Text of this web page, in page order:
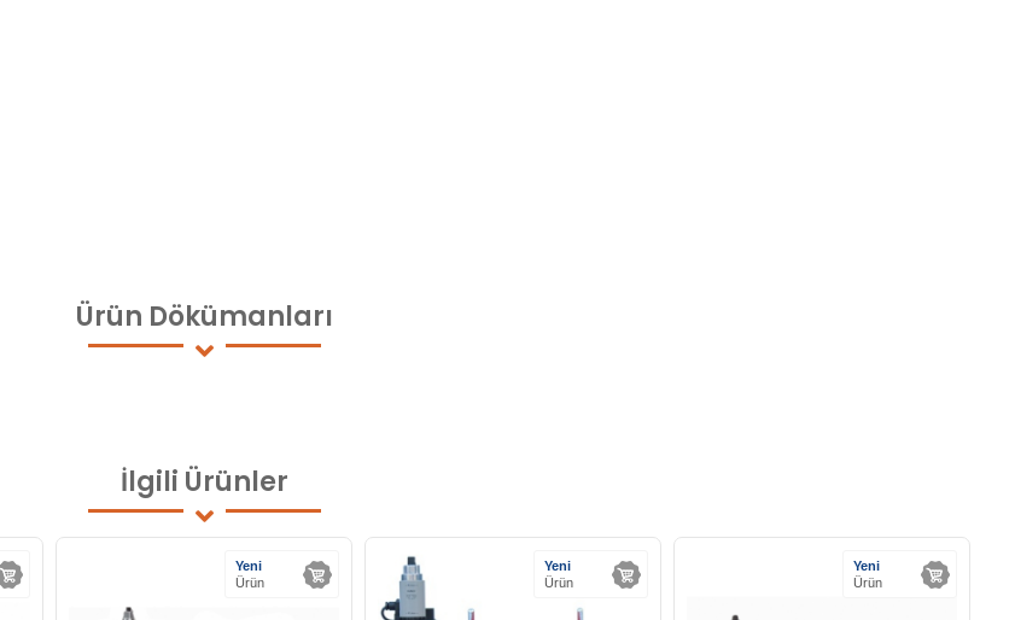
Ürün Dökümanları
İlgili Ürünler
Yeni
Ürün
Yeni
Ürün
Yeni
Ürün